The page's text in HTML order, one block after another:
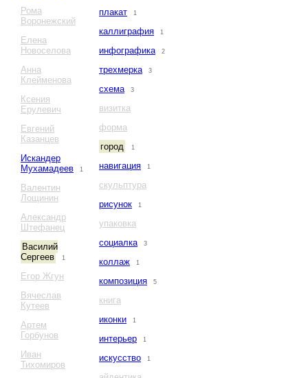
Рома
Воронежский
Елена
Новоселова
Анна
Клейменова
Ксения
Ерулевич
Евгений
Казанцев
Искандер
Мухамадеев
1
Валентин
Лощинин
Александр
Штефанец
Василий
Сергеев
1
Егор Жгун
Вячеслав
Кутеев
Артем
Горбунов
Иван
Тихомиров
плакат
1
каллиграфия 1
инфографика 2
трехмерка 3
схема 3
визитка
форма
город
1
навигация 1
скульптура
рисунок
1
упаковка
социалка
3
коллаж 1
композиция 5
книга
иконки
1
интерьер 1
искусство 1